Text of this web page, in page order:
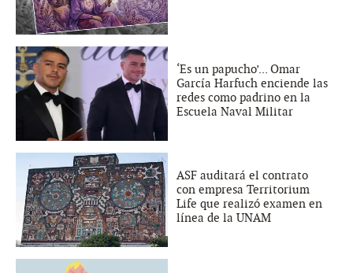
‘Es un papucho’... Omar
García Harfuch enciende las
redes como padrino en la
Escuela Naval Militar
ASF auditará el contrato
con empresa Territorium
Life que realizó examen en
línea de la UNAM